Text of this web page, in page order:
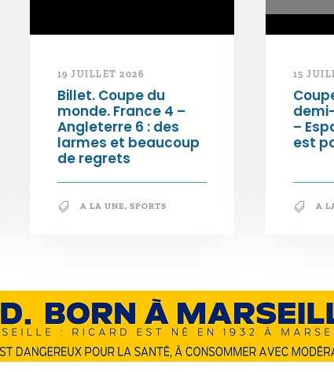
19 JUILLET 2026
Billet. Coupe du
monde. France 4 –
Angleterre 6 : des
larmes et beaucoup
de regrets
A LA UNE, SPORTS
15
–
est
A
En savoir +